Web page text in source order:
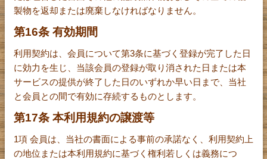
製物を返却または廃棄しなければなりません。
第16条 有効期間
利用契約は、会員について第3条に基づく登録が完了した日
に効力を生じ、当該会員の登録が取り消された日または本
サービスの提供が終了した日のいずれか早い日まで、当社
と会員との間で有効に存続するものとします。
第17条 本利用規約の譲渡等
1項 会員は、当社の書面による事前の承諾なく、利用契約上
の地位または本利用規約に基づく権利若しくは義務につ